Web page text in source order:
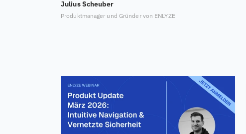
Julius Scheuber
Produktmanager und Gründer von ENLYZE